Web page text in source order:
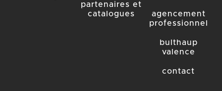
partenaires et
catalogues
agencement
professionnel
bulthaup
valence
contact